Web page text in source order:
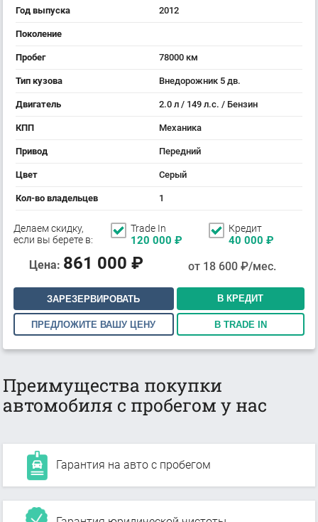
Год выпуска 2012
Поколение
Пробег 78000 км
Тип кузова Внедорожник 5 дв.
Двигатель 2.0 л / 149 л.с. / Бензин
КПП Механика
Привод Передний
Цвет Серый
Кол-во владельцев 1
Делаем скидку,
если вы берете в:
Trade In
120 000 ₽
Кредит
40 000 ₽
Цена: 861 000 ₽ от 18 600₽/мес.
ЗАРЕЗЕРВИРОВАТЬ В КРЕДИТ
ПРЕДЛОЖИТЕ ВАШУ ЦЕНУ В TRADE IN
Преимущества покупки
автомобиля с пробегом у нас
Гарантия на авто с пробегом